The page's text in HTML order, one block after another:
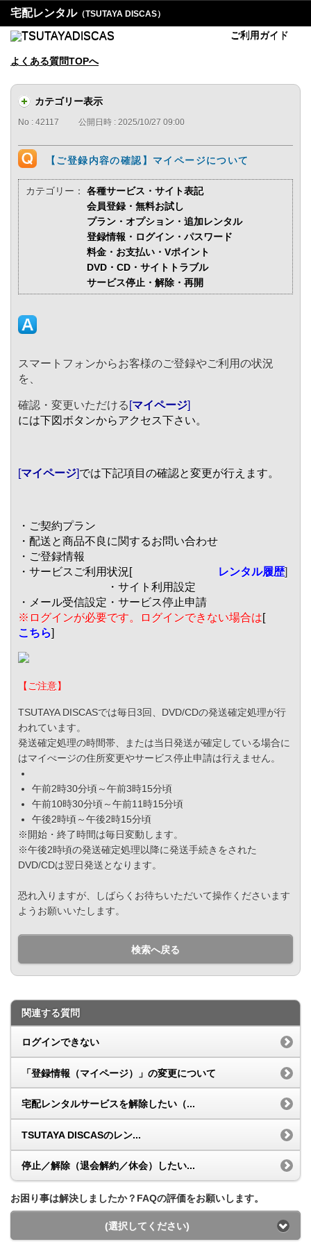
宅配レンタル（TSUTAYA DISCAS）
ご利用ガイド
よくある質問TOPへ
カテゴリー表示
No : 42117 公開日時 : 2025/10/27 09:00
【ご登録内容の確認】マイページについて
カテゴリー：
各種サービス・サイト表記
会員登録・無料お試し
プラン・オプション・追加レンタル
登録情報・ログイン・パスワード
料金・お支払い・Vポイント
DVD・CD・サイトトラブル
サービス停止・解除・再開
スマートフォンからお客様のご登録やご利用の状況
を、
確認・変更いただける [マイページ]
には下図ボタンからアクセス下さい。
[マイページ]では下記項目の確認と変更が行えます。
・ご契約プラン
・配送と商品不良に関するお問い合わせ
・ご登録情報
・サービスご利用状況[
レンタル履歴]
・メール受信設定
・サイト利用設定
・サービス停止申請
※ログインが必要です。ログインできない場合は[
こちら]
【ご注意】
TSUTAYA DISCASでは毎日3回、DVD/CDの発送確定処理が行
われています。
発送確定処理の時間帯、または当日発送が確定している場合に
はマイぺージの住所変更やサービス停止申請は行えません。
午前2時30分頃～午前3時15分頃
午前10時30分頃～午前11時15分頃
午後2時頃～午後2時15分頃
※開始・終了時間は毎日変動します。
※午後2時頃の発送確定処理以降に発送手続きをされた
DVD/CDは翌日発送となります。
恐れ入りますが、しばらくお待ちいただいて操作くださいます
ようお願いいたします。
検索へ戻る
関連する質問
ログインできない
「登録情報（マイページ）」の変更について
宅配レンタルサービスを解除したい（...
TSUTAYA DISCASのレン...
停止／解除（退会解約／休会）したい...
お困り事は解決しましたか？FAQの評価をお願いします。
(選択してください)